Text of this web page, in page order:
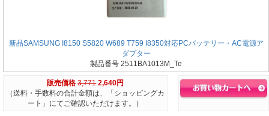
新品SAMSUNG I8150 S5820 W689 T759 I8350対応PCバッテリー・AC電源ア
ダプター
製品番号 2511BA1013M_Te
販売価格 3,771 2,640円
（送料・手数料の合計金額は、「ショッピングカ
ート」にてご確認いただけます。）